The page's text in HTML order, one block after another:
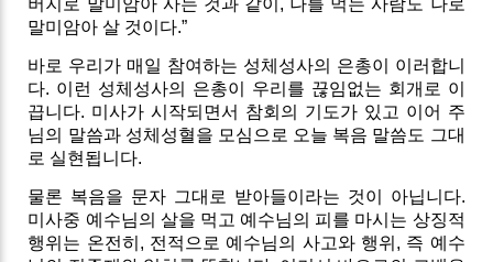
말미암아 살 것이다.”
바로 우리가 매일 참여하는 성체성사의 은총이 이러합니
다. 이런 성체성사의 은총이 우리를 끊임없는 회개로 이
끕니다. 미사가 시작되면서 참회의 기도가 있고 이어 주
님의 말씀과 성체성혈을 모심으로 오늘 복음 말씀도 그대
로 실현됩니다.
물론 복음을 문자 그대로 받아들이라는 것이 아닙니다.
미사중 예수님의 살을 먹고 예수님의 피를 마시는 상징적
행위는 온전히, 전적으로 예수님의 사고와 행위, 즉 예수